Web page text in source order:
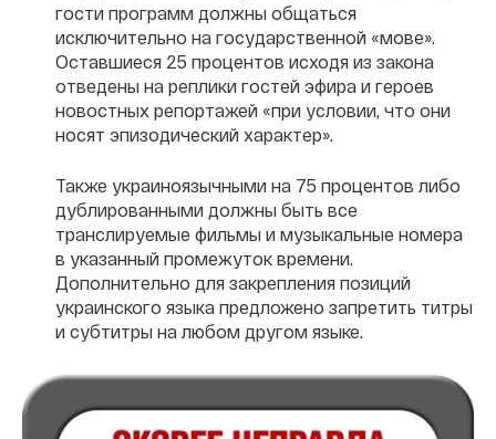
гости программ должны общаться
исключительно на государственной «мове».
Оставшиеся 25 процентов исходя из закона
отведены на реплики гостей эфира и героев
новостных репортажей «при условии, что они
носят эпизодический характер».
Также украиноязычными на 75 процентов либо
дублированными должны быть все
транслируемые фильмы и музыкальные номера
в указанный промежуток времени.
Дополнительно для закрепления позиций
украинского языка предложено запретить титры
и субтитры на любом другом языке.